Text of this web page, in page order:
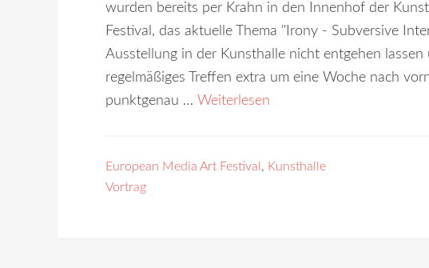
wurden bereits per Krahn in den Innenhof der
Festival, das aktuelle Thema "Irony - Subversive
Ausstellung in der Kunsthalle nicht entgehen
regelmäßiges Treffen extra um eine Woche nach
punktgenau … Weiterlesen
European Media Art Festival , Kunsthalle
Vortrag